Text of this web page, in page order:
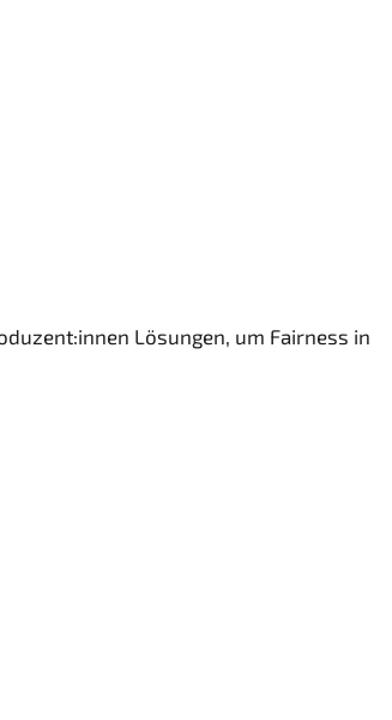
Lösungen, um Fairness in